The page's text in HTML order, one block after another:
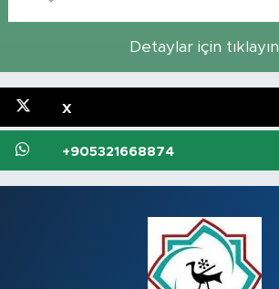
Detaylar için tıklayın
X
+905321668874